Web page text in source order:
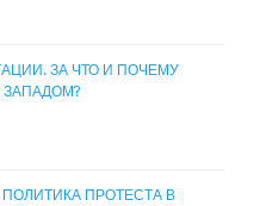
ЗА ЧТО И ПОЧЕМУ
ПРОТЕСТА В